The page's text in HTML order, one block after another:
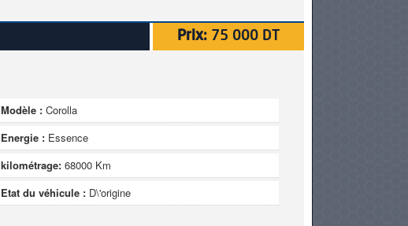
Prix: 75 000 DT
Modèle : Corolla
Energie : Essence
kilométrage: 68000 Km
Etat du véhicule : D\'origine